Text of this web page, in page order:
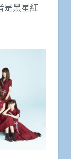
是黑星紅